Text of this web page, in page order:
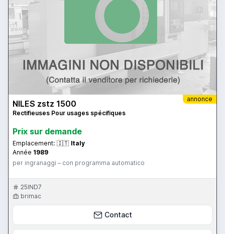
annonce
NILES zstz 1500
Rectifieuses Pour usages spécifiques
Prix ​​sur demande
Emplacement: 🇮🇹 Italy
Année 1989
per ingranaggi – con programma automatico
25IND7
brimac
Contact